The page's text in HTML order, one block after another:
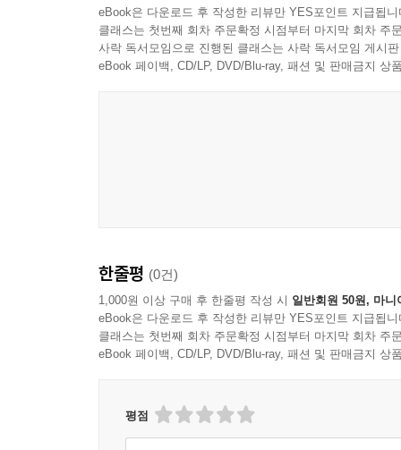
대다수 조직은 실패를 꺼리고 변화를 싫어한다.
했다. 세상에 나사만큼 온갖 산전수전을 겪은 조
있었다. 이미 수많은 경제경영서가 있음에도 저자
저자 데이브 윌리엄스는 캐나다 출신의 우주비
객관적으로 분석하고 새로운 문화를 창조하려는
함께 위기 상황에서 거듭된 피드백을 통해 지금의
어려운 큰 목표를 설정하고, 노력하고, 실패하는
eBook은 다운로드 후 작성한 리뷰만 YES포인트 지급됩니
클래스는 첫번째 회차 주문확정 시점부터 마지막 회차 주
사락 독서모임으로 진행된 클래스는 사락 독서모임 게시
eBook 페이백, CD/LP, DVD/Blu-ray, 패션 및 판매금지 상
한줄평 (0건)
1,000원 이상 구매 후 한줄평 작성 시 일반회원 50원, 마니
eBook은 다운로드 후 작성한 리뷰만 YES포인트 지급됩니
클래스는 첫번째 회차 주문확정 시점부터 마지막 회차 주
eBook 페이백, CD/LP, DVD/Blu-ray, 패션 및 판매금지 상
평점